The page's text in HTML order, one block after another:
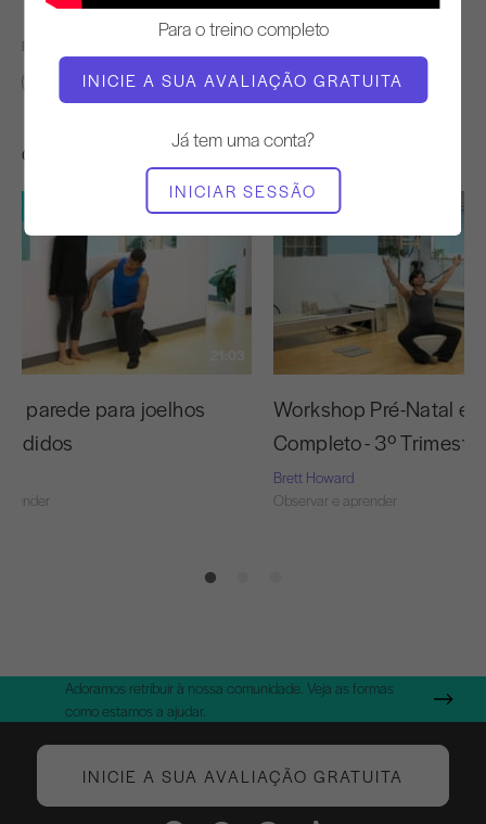
Para o treino completo
INICIE A SUA AVALIAÇÃO GRATUITA
Já tem uma conta?
INICIAR SESSÃO
ENCONTRAR AULAS SEMELHANTES PARA
50 - 60 min Tapete
Outros exercícios de que poderá gostar
21:03
parede para joelhos
Workshop Pré-Natal
Completo - 3º Trimestre
Brett Howard
Observar e aprender
Adoramos retribuir à nossa comunidade. Veja as formas
como estamos a ajudar.
INICIE A SUA AVALIAÇÃO GRATUITA